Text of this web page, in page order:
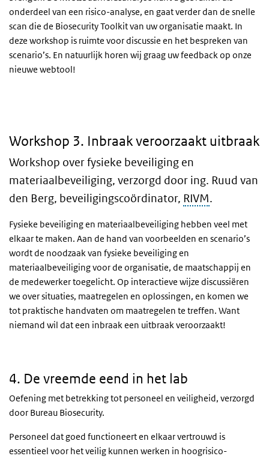
onderdeel van een risico-analyse, en gaat verder dan de snelle
scan die de Biosecurity Toolkit van uw organisatie maakt. In
deze workshop is ruimte voor discussie en het bespreken van
scenario’s. En natuurlijk horen wij graag uw feedback op onze
nieuwe webtool!
Workshop 3. Inbraak veroorzaakt uitbraak
Workshop over fysieke beveiliging en
materiaalbeveiliging, verzorgd door ing. Ruud van
den Berg, beveiligingscoördinator, RIVM.
Fysieke beveiliging en materiaalbeveiliging hebben veel met
elkaar te maken. Aan de hand van voorbeelden en scenario’s
wordt de noodzaak van fysieke beveiliging en
materiaalbeveiliging voor de organisatie, de maatschappij en
de medewerker toegelicht. Op interactieve wijze discussiëren
we over situaties, maatregelen en oplossingen, en komen we
tot praktische handvaten om maatregelen te treffen. Want
niemand wil dat een inbraak een uitbraak veroorzaakt!
4. De vreemde eend in het lab
Oefening met betrekking tot personeel en veiligheid, verzorgd
door Bureau Biosecurity.
Personeel dat goed functioneert en elkaar vertrouwd is
essentieel voor het veilig kunnen werken in hoogrisico-